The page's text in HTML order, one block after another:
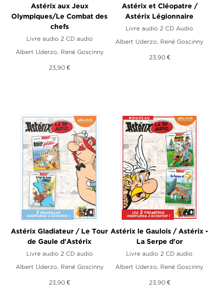
Astérix aux Jeux
Olympiques/Le Combat des
chefs
Livre audio 2 CD audio
Albert Uderzo René Goscinny
23,90 €
Astérix et Cléopatre /
Astérix Légionnaire
Livre audio 2 CD Audio
Albert Uderzo René Goscinny
23,90 €
Astérix Gladiateur / Le Tour
de Gaule d'Astérix
Livre audio 2 CD audio
Albert Uderzo René Goscinny
23,90 €
Astérix le Gaulois / Astérix -
La Serpe d'or
Livre audio 2 CD audio
Albert Uderzo René Goscinny
23,90 €